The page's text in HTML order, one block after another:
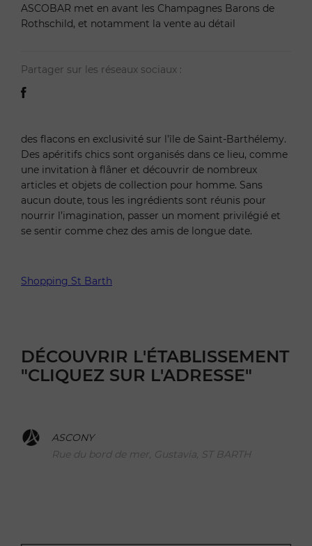
ASCOBAR met en avant les Champagnes Barons de
Rothschild, et notamment la vente au détail
Partager sur les réseaux sociaux :
des flacons en exclusivité sur l’île de Saint-Barthélemy.
Des apéritifs chics sont organisés dans ce lieu, comme
une invitation à flâner et découvrir de nombreux
articles et objets de collection pour homme. Sans
aucun doute, tous les ingrédients sont réunis pour
nourrir l’imagination, passer un moment privilégié et
se sentir comme chez des amis de longue date.
Shopping St Barth
DÉCOUVRIR L'ÉTABLISSEMENT
"CLIQUEZ SUR L'ADRESSE"
ASCONY
Rue du bord de mer, Gustavia, ST BARTH